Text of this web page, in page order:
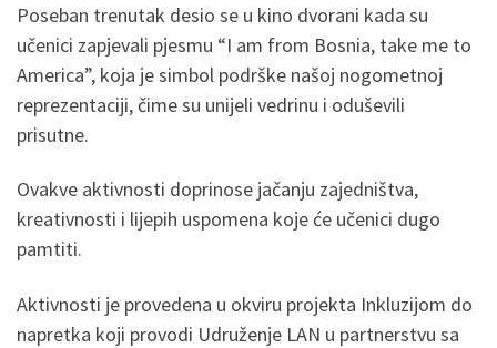
Poseban trenutak desio se u kino dvorani kada su
učenici zapjevali pjesmu “I am from Bosnia, take me to
America”, koja je simbol podrške našoj nogometnoj
reprezentaciji, čime su unijeli vedrinu i oduševili
prisutne.
Ovakve aktivnosti doprinose jačanju zajedništva,
kreativnosti i lijepih uspomena koje će učenici dugo
pamtiti.
Aktivnosti je provedena u okviru projekta Inkluzijom do
napretka koji provodi Udruženje LAN u partnerstvu sa